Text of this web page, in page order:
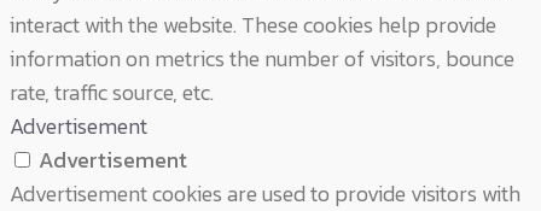
interact with the website. These cookies help provide
information on metrics the number of visitors, bounce
rate, traffic source, etc.
Advertisement
Advertisement
Advertisement cookies are used to provide visitors with